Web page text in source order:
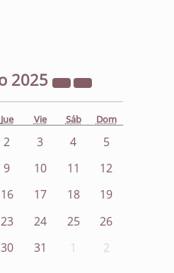
2025
Jue Vie Sáb Dom
2 3 4
5
9 10 11
12
16 17 18
19
23 24 25
26
30 31 1 2